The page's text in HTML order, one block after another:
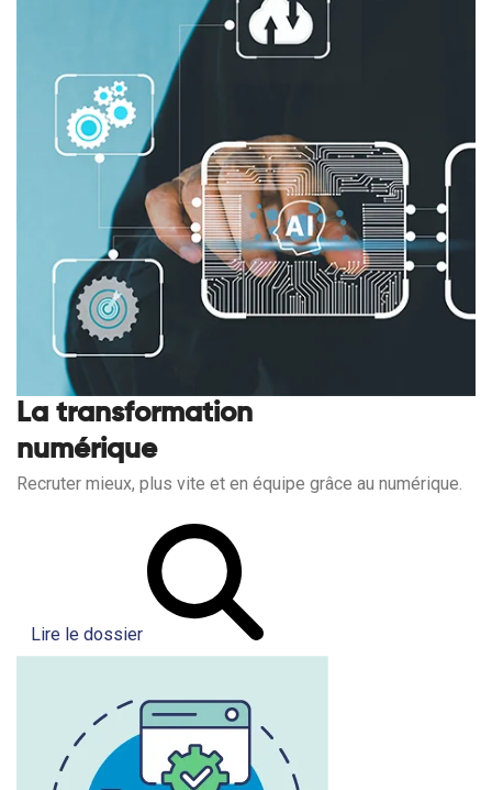
La transformation
numérique
Recruter mieux, plus vite et en équipe grâce au numérique.
Lire le dossier